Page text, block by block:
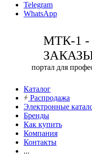
Telegram
WhatsApp
МТК-1
портал для
Каталог
Распродажа
Электронные
Бренды
Как купить
Компания
Контакты
...